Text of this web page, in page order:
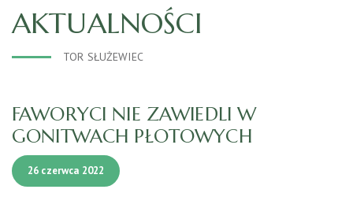
AKTUALNOŚCI
TOR SŁUŻEWIEC
FAWORYCI NIE ZAWIEDLI W
GONITWACH PŁOTOWYCH
26 czerwca 2022